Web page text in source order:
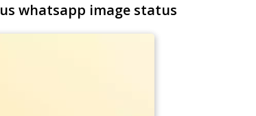
whatsapp image status